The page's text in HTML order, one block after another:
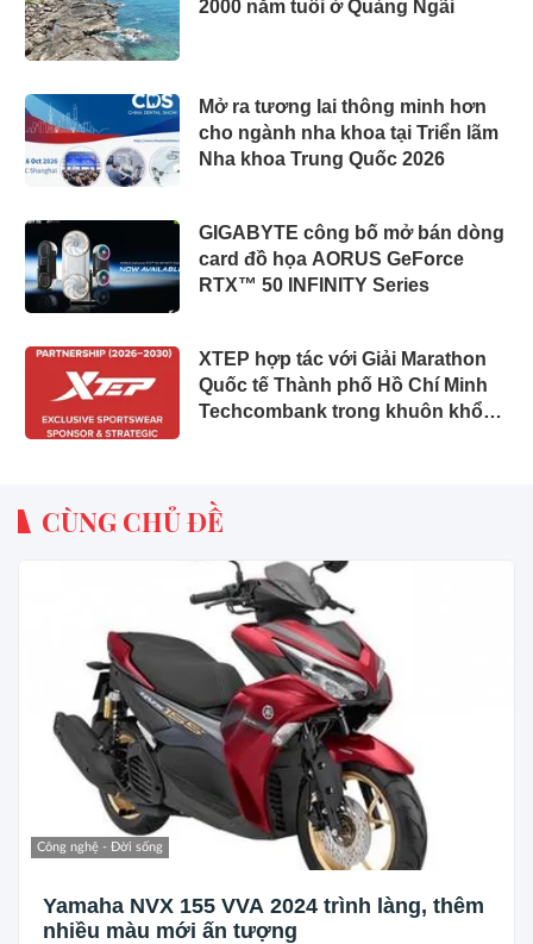
2000 năm tuổi ở Quảng Ngãi
Mở ra tương lai thông minh hơn
cho ngành nha khoa tại Triển lãm
Nha khoa Trung Quốc 2026
GIGABYTE công bố mở bán dòng
card đồ họa AORUS GeForce
RTX™ 50 INFINITY Series
XTEP hợp tác với Giải Marathon
Quốc tế Thành phố Hồ Chí Minh
Techcombank trong khuôn khổ
CÙNG CHỦ ĐỀ
Công nghệ - Đời sống
Yamaha NVX 155 VVA 2024 trình làng, thêm
nhiều màu mới ấn tượng